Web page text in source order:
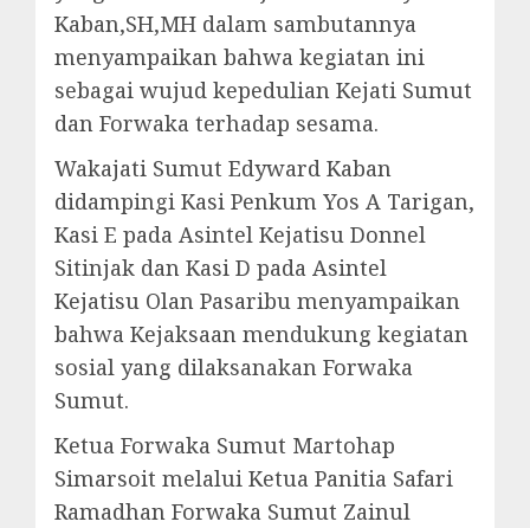
Kaban,SH,MH dalam sambutannya
menyampaikan bahwa kegiatan ini
sebagai wujud kepedulian Kejati Sumut
dan Forwaka terhadap sesama.
Wakajati Sumut Edyward Kaban
didampingi Kasi Penkum Yos A Tarigan,
Kasi E pada Asintel Kejatisu Donnel
Sitinjak dan Kasi D pada Asintel
Kejatisu Olan Pasaribu menyampaikan
bahwa Kejaksaan mendukung kegiatan
sosial yang dilaksanakan Forwaka
Sumut.
Ketua Forwaka Sumut Martohap
Simarsoit melalui Ketua Panitia Safari
Ramadhan Forwaka Sumut Zainul